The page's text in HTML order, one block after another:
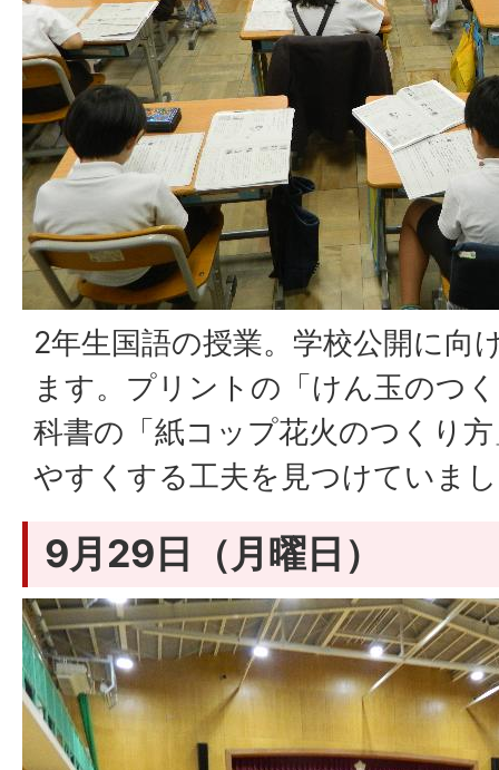
2年生国語の授業。学校公開に向
ます。プリントの「けん玉のつ
科書の「紙コップ花火のつくり
やすくする工夫を見つけていま
9月29日（月曜日）